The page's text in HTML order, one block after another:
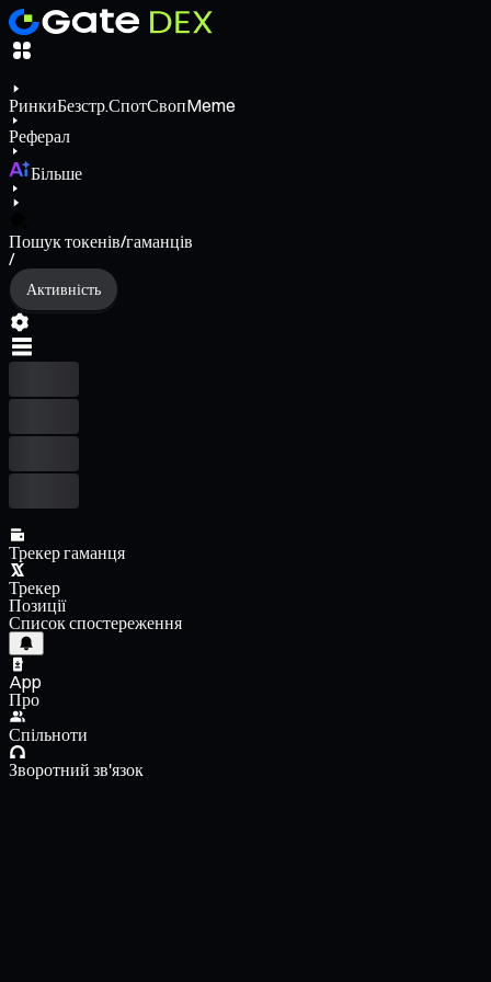
РинкиБезстр.СпотСвопMeme
Реферал
Більше
Пошук токенів/гаманців
/
Активність
Трекер гаманця
Трекер
Позиції
Список спостереження
App
Про
Спільноти
Зворотний зв'язок